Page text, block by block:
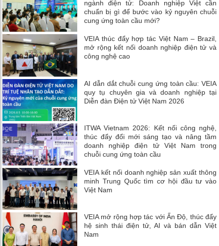
ngành điện tử: Doanh nghiệp Việt cần
chuẩn bị gì để bước vào kỷ nguyên chuỗi
cung ứng toàn cầu mới?
VEIA thúc đẩy hợp tác Việt Nam – Brazil,
mở rộng kết nối doanh nghiệp điện tử và
công nghệ cao
AI dẫn dắt chuỗi cung ứng toàn cầu: VEIA
quy tụ chuyên gia và doanh nghiệp tại
Diễn đàn Điện tử Việt Nam 2026
ITWA Vietnam 2026: Kết nối công nghệ,
thúc đẩy đổi mới sáng tạo và nâng tầm
doanh nghiệp điện tử Việt Nam trong
chuỗi cung ứng toàn cầu
VEIA kết nối doanh nghiệp sản xuất thông
minh Trung Quốc tìm cơ hội đầu tư vào
Việt Nam
VEIA mở rộng hợp tác với Ấn Độ, thúc đẩy
hệ sinh thái điện tử, AI và bán dẫn Việt
Nam